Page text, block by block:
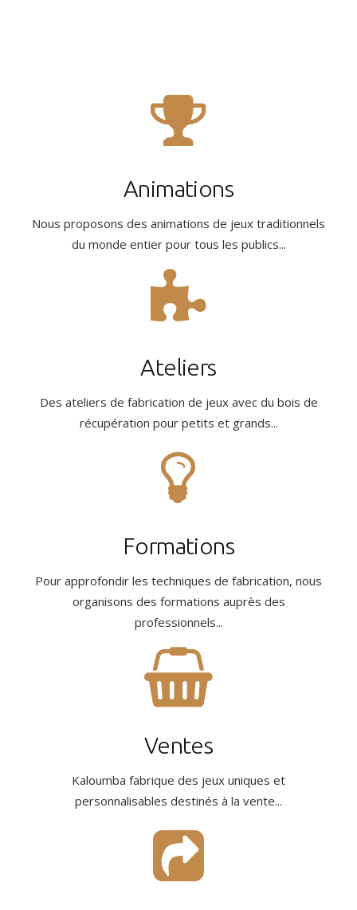
Animations
Nous proposons des animations de jeux traditionnels
du monde entier pour tous les publics...
Ateliers
Des ateliers de fabrication de jeux avec du bois de
récupération pour petits et grands...
Formations
Pour approfondir les techniques de fabrication, nous
organisons des formations auprès des
professionnels...
Ventes
Kaloumba fabrique des jeux uniques et
personnalisables destinés à la vente...